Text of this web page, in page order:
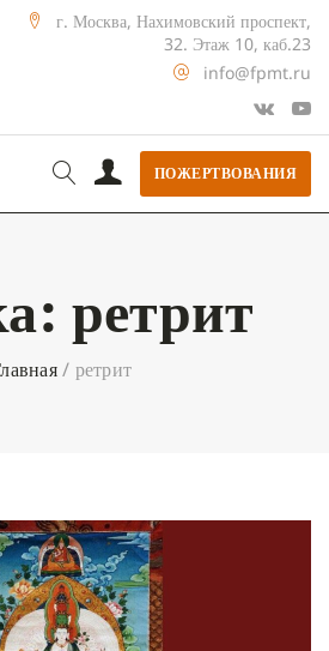
г. Москва, Нахимовский проспект,
32. Этаж 10, каб.23
info@fpmt.ru
ПОЖЕРТВОВАНИЯ
ретрит
/ ретрит